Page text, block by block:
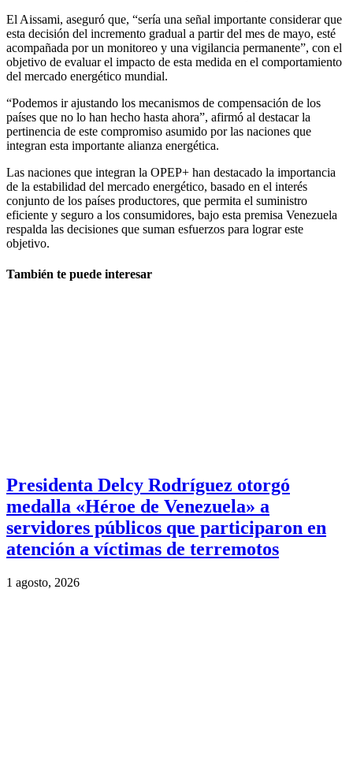
El Aissami, aseguró que, “sería una señal importante considerar que
esta decisión del incremento gradual a partir del mes de mayo, esté
acompañada por un monitoreo y una vigilancia permanente”, con el
objetivo de evaluar el impacto de esta medida en el comportamiento
del mercado energético mundial.
“Podemos ir ajustando los mecanismos de compensación de los
países que no lo han hecho hasta ahora”, afirmó al destacar la
pertinencia de este compromiso asumido por las naciones que
integran esta importante alianza energética.
Las naciones que integran la OPEP+ han destacado la importancia
de la estabilidad del mercado energético, basado en el interés
conjunto de los países productores, que permita el suministro
eficiente y seguro a los consumidores, bajo esta premisa Venezuela
respalda las decisiones que suman esfuerzos para lograr este
objetivo.
También te puede interesar
Presidenta Delcy Rodríguez otorgó
medalla «Héroe de Venezuela» a
servidores públicos que participaron en
atención a víctimas de terremotos
1 agosto, 2026